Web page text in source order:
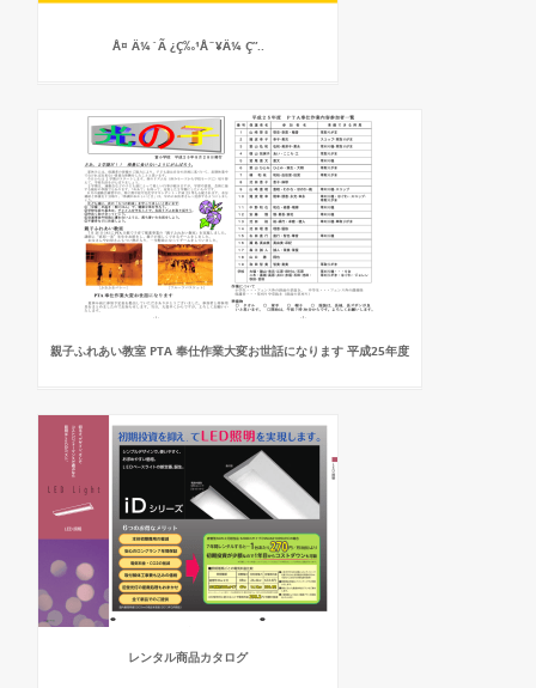
Å¤ Ä¼`Ã ¿Ç‰¹Åˆ¥Ä¼ Ç”..
親子ふれあい教室 PTA 奉仕作業大変お世話になります 平成25年度
レンタル商品カタログ